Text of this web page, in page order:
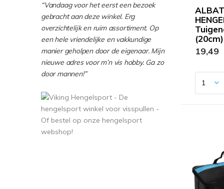
(20cm)
19,49
“Vandaag voor het eerst een bezoek
gebracht aan deze winkel. Erg
overzichtelijk en ruim assortiment. Op
een hele vriendelijke en vakkundige
manier geholpen door de eigenaar. Mijn
nieuwe adres voor m’n vis hobby. Ga zo
door mannen!”